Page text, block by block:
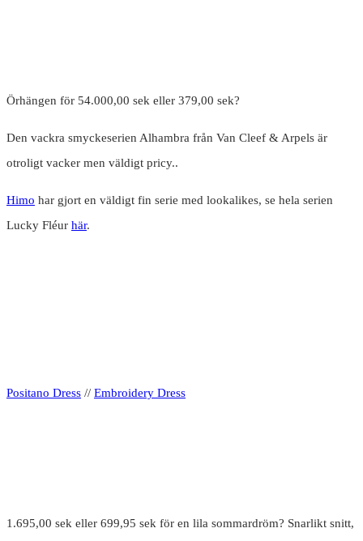
Örhängen för 54.000,00 sek eller 379,00 sek?
Den vackra smyckeserien Alhambra från Van Cleef & Arpels är
otroligt vacker men väldigt pricy..
Himo har gjort en väldigt fin serie med lookalikes, se hela serien
Lucky Fléur här.
Positano Dress // Embroidery Dress
1.695,00 sek eller 699,95 sek för en lila sommardröm? Snarlikt snitt,